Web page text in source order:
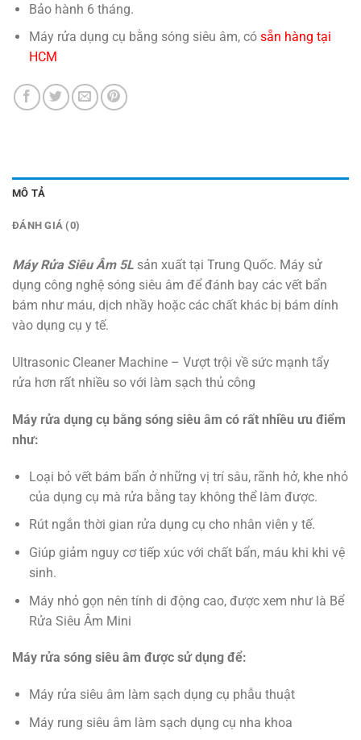
Bảo hành 6 tháng.
Máy rửa dụng cụ bằng sóng siêu âm, có sẵn hàng tại
HCM
MÔ TẢ
ĐÁNH GIÁ (0)
Máy Rửa Siêu Âm 5L sản xuất tại Trung Quốc. Máy sử
dụng công nghệ sóng siêu âm để đánh bay các vết bẩn
bám như máu, dịch nhầy hoặc các chất khác bị bám dính
vào dụng cụ y tế.
Ultrasonic Cleaner Machine – Vượt trội về sức mạnh tẩy
rửa hơn rất nhiều so với làm sạch thủ công
Máy rửa dụng cụ bằng sóng siêu âm có rất nhiều ưu điểm
như:
Loại bỏ vết bám bẩn ở những vị trí sâu, rãnh hở, khe nhỏ
của dụng cụ mà rửa bằng tay không thể làm được.
Rút ngắn thời gian rửa dụng cụ cho nhân viên y tế.
Giúp giảm nguy cơ tiếp xúc với chất bẩn, máu khi khi vệ
sinh.
Máy nhỏ gọn nên tính di động cao, được xem như là Bể
Rửa Siêu Âm Mini
Máy rửa sóng siêu âm được sử dụng để:
Máy rửa siêu âm làm sạch dụng cụ phẫu thuật
Máy rung siêu âm làm sạch dụng cụ nha khoa